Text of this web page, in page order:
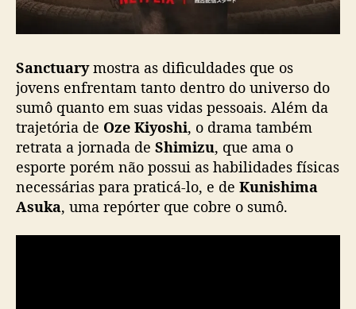
Sanctuarymostra as dificuldades que os
jovens enfrentam tanto dentro do universo do
sumô quanto em suas vidas pessoais. Além da
trajetória de Oze Kiyoshi, o drama também
retrata a jornada de Shimizu, que ama o
esporte porém não possui as habilidades físicas
necessárias para praticá-lo, e de Kunishima
Asuka, uma repórter que cobre o sumô.